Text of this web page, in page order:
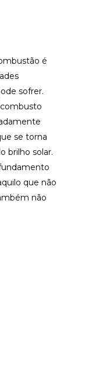
é
sofrer.
se torna
brilho solar.
que não
não